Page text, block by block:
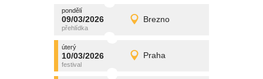
pondělí
09/03/2026 Brezno
pondělí
09/03/2026 Detail
promítání
úterý
10/03/2026 Praha
úterý
10/03/2026 Detail
promítání